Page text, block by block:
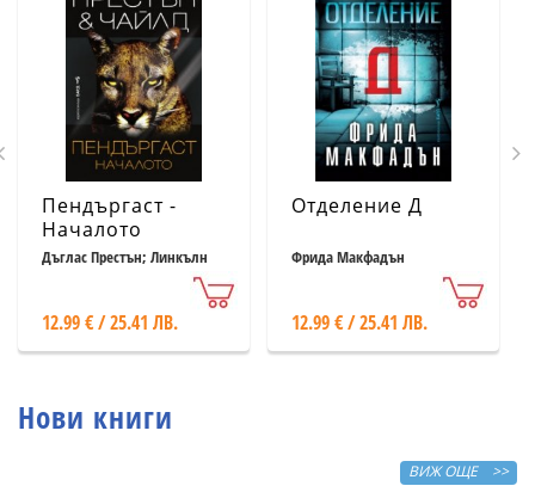
Пендъргаст -
Началото
Дъглас Престън; Линкълн
12.99 € / 25.41 ЛВ.
Отделение Д
Фрида Макфадън
12.99 € / 25.41 ЛВ.
Нови книги
ВИЖ ОЩЕ >>